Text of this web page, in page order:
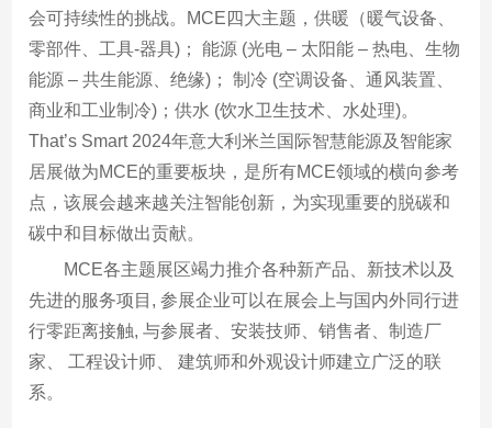
会可持续性的挑战。MCE四大主题，供暖（暖气设备、
零部件、工具-器具)； 能源 (光电 – 太阳能 – 热电、生物
能源 – 共生能源、绝缘)； 制冷 (空调设备、通风装置、
商业和工业制冷)；供水 (饮水卫生技术、水处理)。
That’s Smart 2024年意大利米兰国际智慧能源及智能家
居展做为MCE的重要板块，是所有MCE领域的横向参考
点，该展会越来越关注智能创新，为实现重要的脱碳和
碳中和目标做出贡献。
MCE各主题展区竭力推介各种新产品、新技术以及
先进的服务项目, 参展企业可以在展会上与国内外同行进
行零距离接触, 与参展者、安装技师、销售者、制造厂
家、 工程设计师、 建筑师和外观设计师建立广泛的联
系。